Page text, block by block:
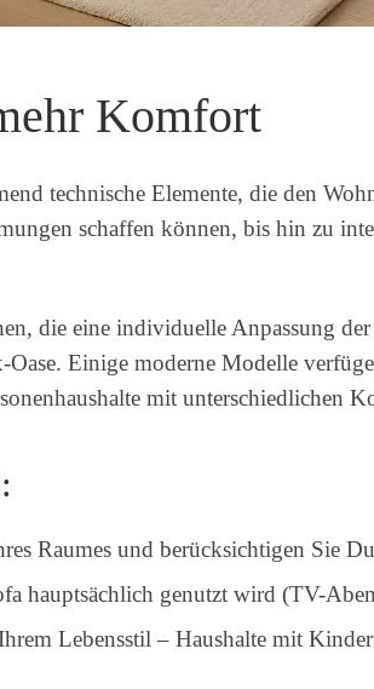
Komfort
technische Elemente, die den
schaffen können, bis hin zu
die eine individuelle Anpassung
Einige moderne Modelle
mit unterschiedlichen
Raumes und berücksichtigen Sie
hauptsächlich genutzt wird (TV-
Lebensstil – Haushalte mit